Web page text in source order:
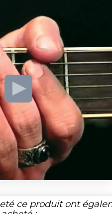
ce produit ont